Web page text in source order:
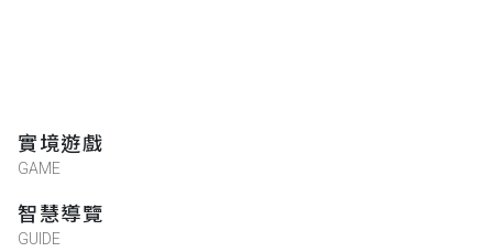
實境遊戲
GAME
智慧導覽
GUIDE